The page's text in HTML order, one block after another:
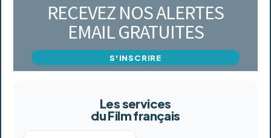
RECEVEZ NOS ALERTES
EMAIL GRATUITES
S'INSCRIRE
Les services
du Film français